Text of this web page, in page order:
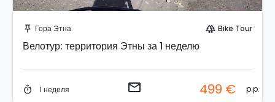
push_pin Гора Этна forest Bike Tour
Велотур: территория Этны за 1 неделю
timer 1 неделя email 499 € p.p.